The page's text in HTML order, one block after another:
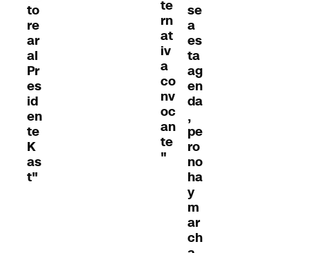
to
re
ar
al
Pr
es
id
en
te
K
as
t"
te
rn
at
iv
a
co
nv
oc
an
te
"
se
a
es
ta
ag
en
da
,
pe
ro
no
ha
y
m
ar
ch